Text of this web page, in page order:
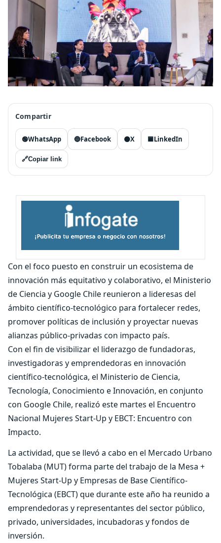
Compartir
🟢WhatsApp 🔵Facebook ⚫X 🟦LinkedIn
🔗Copiar link
Con el foco puesto en construir un ecosistema de
innovación más equitativo y colaborativo, el Ministerio
de Ciencia y Google Chile reunieron a lideresas del
ámbito científico-tecnológico para fortalecer redes,
promover políticas de inclusión y proyectar nuevas
alianzas público-privadas con impacto país.
Con el fin de visibilizar el liderazgo de fundadoras,
investigadoras y emprendedoras en innovación
científico-tecnológica, el Ministerio de Ciencia,
Tecnología, Conocimiento e Innovación, en conjunto
con Google Chile, realizó este martes el Encuentro
Nacional Mujeres Start-Up y EBCT: Encuentro con
Impacto.
La actividad, que se llevó a cabo en el Mercado Urbano
Tobalaba (MUT) forma parte del trabajo de la Mesa +
Mujeres Start-Up y Empresas de Base Científico-
Tecnológica (EBCT) que durante este año ha reunido a
emprendedoras y representantes del sector público,
privado, universidades, incubadoras y fondos de
inversión.